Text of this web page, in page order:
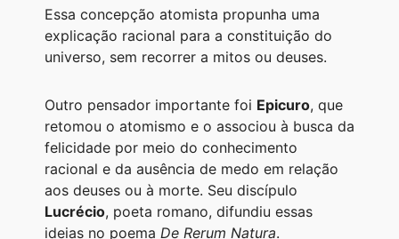
Essa concepção atomista propunha uma
explicação racional para a constituição do
universo, sem recorrer a mitos ou deuses.
Outro pensador importante foi Epicuro, que
retomou o atomismo e o associou à busca da
felicidade por meio do conhecimento
racional e da ausência de medo em relação
aos deuses ou à morte. Seu discípulo
Lucrécio, poeta romano, difundiu essas
ideias no poema De Rerum Natura.